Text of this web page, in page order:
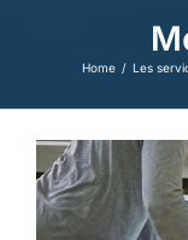
Home Les